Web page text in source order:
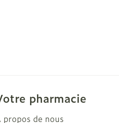
pharmacie
propos de nous